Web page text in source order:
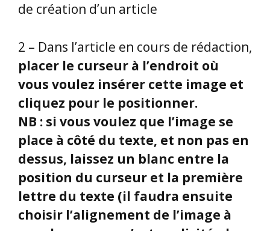
de création d’un article
2 – Dans l’article en cours de rédaction,
placer le curseur à l’endroit où
vous voulez insérer cette image et
cliquez pour le positionner.
NB : si vous voulez que l’image se
place à côté du texte, et non pas en
dessus, laissez un blanc entre la
position du curseur et la première
lettre du texte (il faudra ensuite
choisir l’alignement de l’image à